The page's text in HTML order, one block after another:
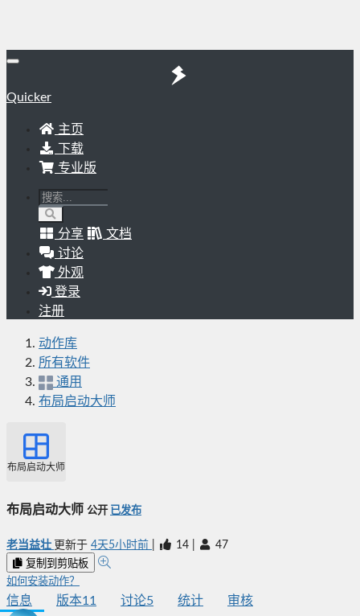
Quicker
主页
下载
专业版
分享
文档
讨论
外观
登录
注册
动作库
所有软件
通用
布局启动大师
布局启动大师
布局启动大师 公开 已发布
老当益壮 更新于 4天5小时前 14 47
复制到剪贴板
如何安装动作？
信息 版本11 讨论5 统计 审核